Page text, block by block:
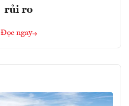
rủi ro
Đọc ngay